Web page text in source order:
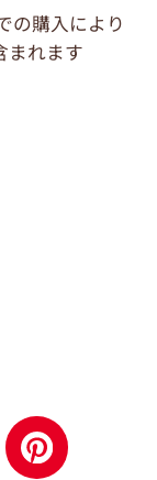
の購入により
まれます